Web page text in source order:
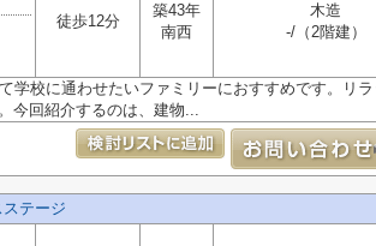
徒歩12分
築43年
南西
木造
-/（2階建）
学校に通わせたいファミリーにおすすめです。リ
今回紹介するのは、建物...
テージ